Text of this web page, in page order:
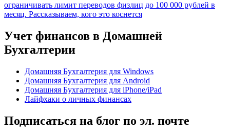
ограничивать лимит переводов физлиц до 100 000 рублей в
месяц. Рассказываем, кого это коснется
Учет финансов в Домашней
Бухгалтерии
Домашняя Бухгалтерия для Windows
Домашняя Бухгалтерия для Android
Домашняя Бухгалтерия для iPhone/iPad
Лайфхаки о личных финансах
Подписаться на блог по эл. почте